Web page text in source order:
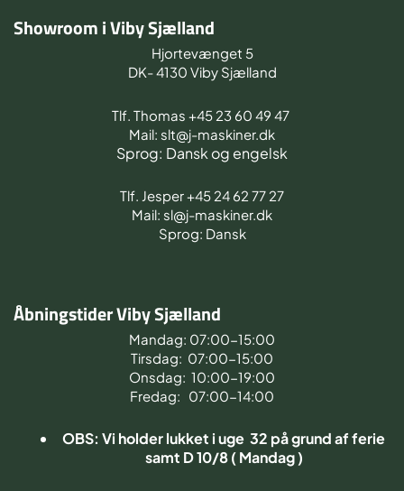
Showroom i Viby Sjælland
Hjortevænget 5
DK- 4130 Viby Sjælland
Tlf. Thomas +45 23 60 49 47
Mail: slt@j-maskiner.dk
Sprog: Dansk og engelsk
Tlf. Jesper +45 24 62 77 27
Mail: sl@j-maskiner.dk
Sprog: Dansk
Åbningstider Viby Sjælland
Mandag: 07:00-15:00
Tirsdag: 07:00-15:00
Onsdag: 10:00-19:00
Fredag: 07:00-14:00
OBS: Vi holder lukket i uge 32 på grund af ferie
samt D 10/8 ( Mandag )